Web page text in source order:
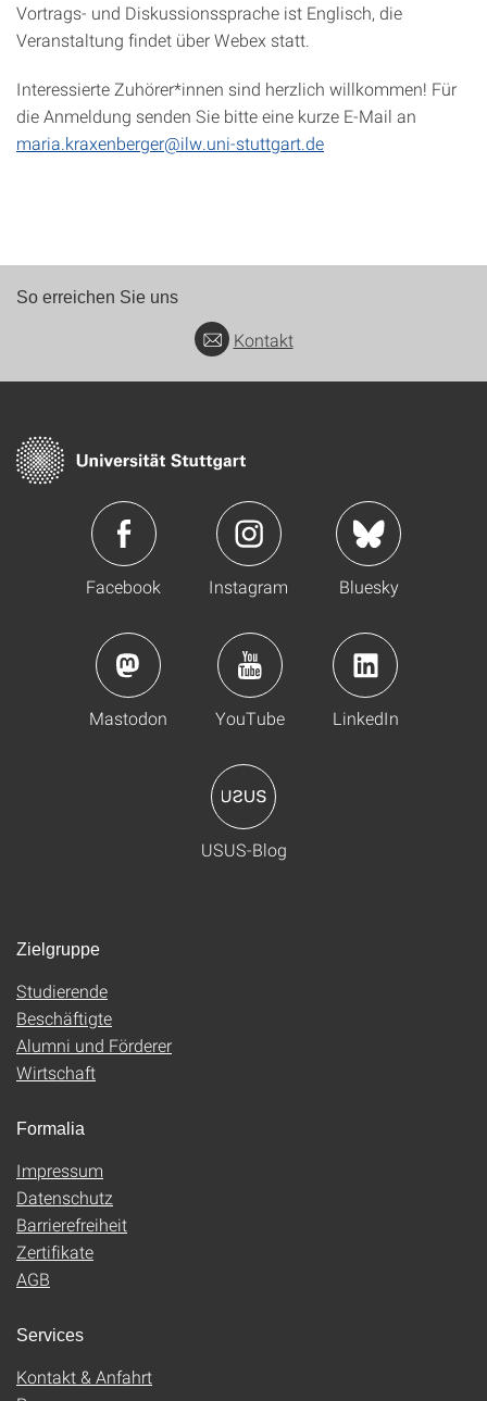
Vortrags- und Diskussionssprache ist Englisch, die
Veranstaltung findet über Webex statt.
Interessierte Zuhörer*innen sind herzlich willkommen! Für
die Anmeldung senden Sie bitte eine kurze E-Mail an
maria.kraxenberger@ilw.uni-stuttgart.de
So erreichen Sie uns
Kontakt
Facebook Instagram Bluesky
Mastodon YouTube LinkedIn
USUS-Blog
Zielgruppe
Studierende
Beschäftigte
Alumni und Förderer
Wirtschaft
Formalia
Impressum
Datenschutz
Barrierefreiheit
Zertifikate
AGB
Services
Kontakt & Anfahrt